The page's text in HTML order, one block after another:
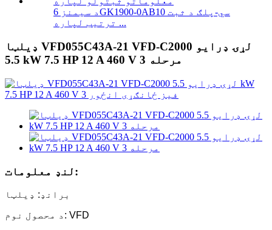
د سیمنز 6GK1900-0AB10 سي-پلګ د ثبت
ترتیب لپاره ...
ډیلټا VFD055C43A-21 VFD-C2000 لړۍ ډرایو
5.5 kW 7.5 HP 12 A 460 V 3 مرحله
لنډ معلومات:
برانډ: ډیلټا
د محصول نوم: VFD